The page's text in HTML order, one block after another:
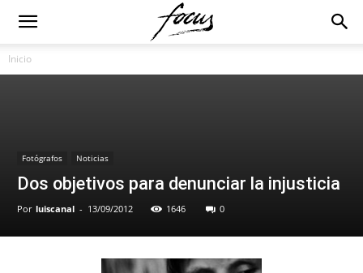
Inicio
Fotógrafos Noticias
Dos objetivos para denunciar la injusticia
Por luiscanal - 13/09/2012 1646 0